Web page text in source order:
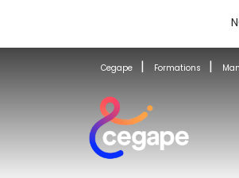
Cegape Formations